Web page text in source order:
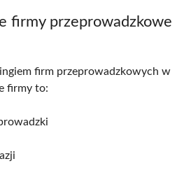
firmy przeprowadzkowe
firm przeprowadzkowych w
firmy to: